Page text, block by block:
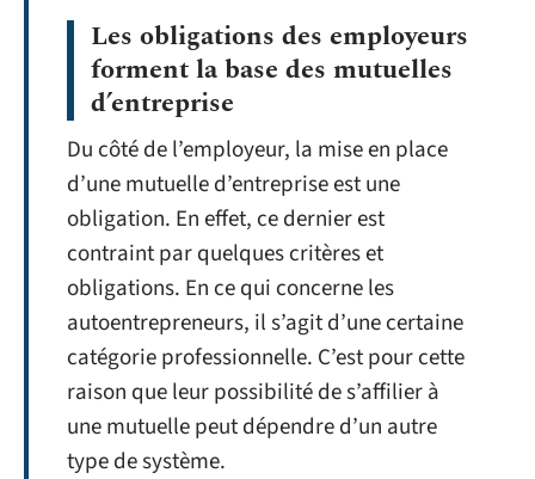
Les obligations des employeurs
forment la base des mutuelles
d’entreprise
Du côté de l’employeur, la mise en place
d’une mutuelle d’entreprise est une
obligation. En effet, ce dernier est
contraint par quelques critères et
obligations. En ce qui concerne les
autoentrepreneurs, il s’agit d’une certaine
catégorie professionnelle. C’est pour cette
raison que leur possibilité de s’affilier à
une mutuelle peut dépendre d’un autre
type de système.